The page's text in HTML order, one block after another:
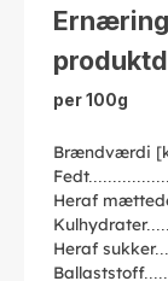
per 100g
Brændværdi
Fedt
Heraf
Kulhydrater
Heraf sukker
Ballaststoff